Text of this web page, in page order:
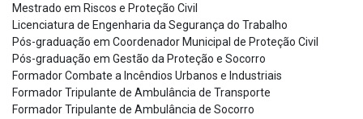
Mestrado em Riscos e Proteção Civil
Licenciatura de Engenharia da Segurança do Trabalho
Pós-graduação em Coordenador Municipal de Proteção Civil
Pós-graduação em Gestão da Proteção e Socorro
Formador Combate a Incêndios Urbanos e Industriais
Formador Tripulante de Ambulância de Transporte
Formador Tripulante de Ambulância de Socorro